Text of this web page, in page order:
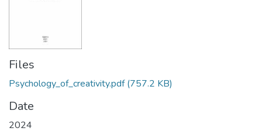
Files
Psychology_of_creativity.pdf(757.2 KB)
Date
2024